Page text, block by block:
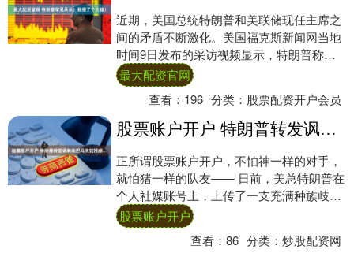
近期，美国总统特朗普和美联储现任主席之
间的矛盾不断激化。美国福克斯新闻网当地
时间9日发布的采访视频显示，特朗普称在
他的首个任期内，在美联储主席人选决策
上“犯了个....
最大配资官网
查看： 196 分类： 股票配资开户会员
股票账户开户 特朗普转发讽刺奥巴马夫妇视频…
正所谓股票账户开户，不怕神一样的对手，
就怕猪一样的队友—— 日前，美总特朗普在
个人社媒账号上，上传了一支充满种族歧倾
向，内含讽刺前黑人总统奥巴马夫妇是大猩
猩的视....
股票账户开户
查看：86 分类：炒股配资网